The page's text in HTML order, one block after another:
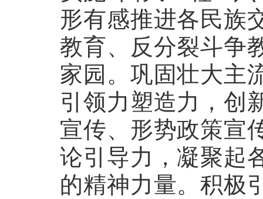
形有感推进各民族
教育、反分裂斗争
家园。巩固壮大主
引领力塑造力，创
宣传、形势政策宣
论引导力，凝聚起
的精神力量。积极